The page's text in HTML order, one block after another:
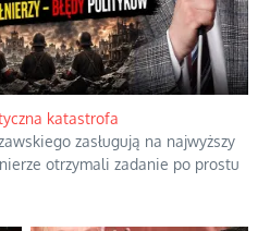
emeryta
jak odrobina tyranii,
być trochę w ciąży.